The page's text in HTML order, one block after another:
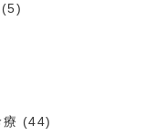
(5)
(44)